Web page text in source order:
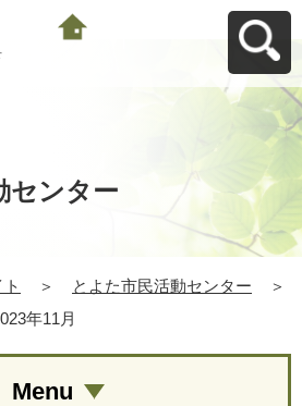
センター
＞ とよた市民活動センター
＞
年11月
Menu